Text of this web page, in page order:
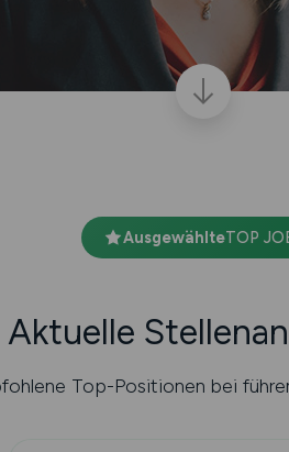
AusgewählteTOP
Aktuelle
Top-Positionen bei